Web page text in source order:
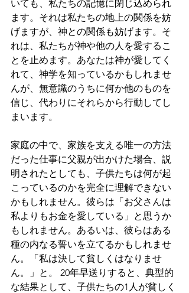
いても、私たちの記憶に閉じ込められ
ます。それは私たちの地上の関係を妨
げますが、神との関係も妨げます。そ
れは、私たちが神や他の人を愛するこ
とを止めます。あなたは神が愛してく
れて、神学を知っているかもしれませ
んが、無意識のうちに何か他のものを
信じ、代わりにそれらから行動してし
まいます。
家庭の中で、家族を支える唯一の方法
だった仕事に父親が出かけた場合、説
明されたとしても、子供たちは何が起
こっているのかを完全に理解できない
かもしれません。彼らは「お父さんは
私よりもお金を愛している」と思うか
もしれません。あるいは、彼らはある
種の内なる誓いを立てるかもしれませ
ん。「私は決して貧しくはなりませ
ん。」と。 20年早送りすると、典型的
な結果として、子供たちの1人が貧しく